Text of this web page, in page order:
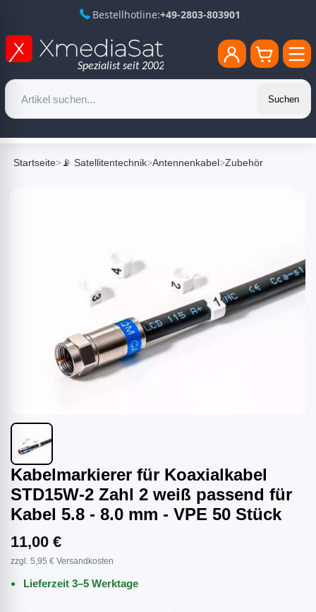
Bestellhotline:+49-2803-803901
Suchen
Startseite>📡 Satellitentechnik>Antennenkabel>Zubehör
Kabelmarkierer für Koaxialkabel
STD15W-2 Zahl 2 weiß passend für
Kabel 5.8 - 8.0 mm - VPE 50 Stück
11,00 €
zzgl. 5,95 € Versandkosten
Lieferzeit 3–5 Werktage